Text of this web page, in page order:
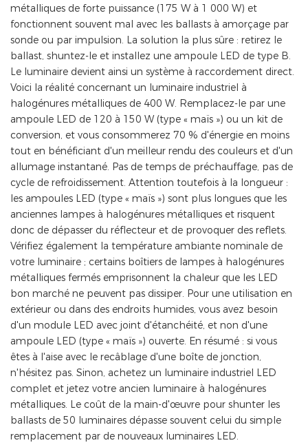
métalliques de forte puissance (175 W à 1 000 W) et
fonctionnent souvent mal avec les ballasts à amorçage par
sonde ou par impulsion. La solution la plus sûre : retirez le
ballast, shuntez-le et installez une ampoule LED de type B.
Le luminaire devient ainsi un système à raccordement direct.
Voici la réalité concernant un luminaire industriel à
halogénures métalliques de 400 W. Remplacez-le par une
ampoule LED de 120 à 150 W (type « maïs ») ou un kit de
conversion, et vous consommerez 70 % d'énergie en moins
tout en bénéficiant d'un meilleur rendu des couleurs et d'un
allumage instantané. Pas de temps de préchauffage, pas de
cycle de refroidissement. Attention toutefois à la longueur :
les ampoules LED (type « maïs ») sont plus longues que les
anciennes lampes à halogénures métalliques et risquent
donc de dépasser du réflecteur et de provoquer des reflets.
Vérifiez également la température ambiante nominale de
votre luminaire ; certains boîtiers de lampes à halogénures
métalliques fermés emprisonnent la chaleur que les LED
bon marché ne peuvent pas dissiper. Pour une utilisation en
extérieur ou dans des endroits humides, vous avez besoin
d'un module LED avec joint d'étanchéité, et non d'une
ampoule LED (type « maïs ») ouverte. En résumé : si vous
êtes à l'aise avec le recâblage d'une boîte de jonction,
n'hésitez pas. Sinon, achetez un luminaire industriel LED
complet et jetez votre ancien luminaire à halogénures
métalliques. Le coût de la main-d'œuvre pour shunter les
ballasts de 50 luminaires dépasse souvent celui du simple
remplacement par de nouveaux luminaires LED.